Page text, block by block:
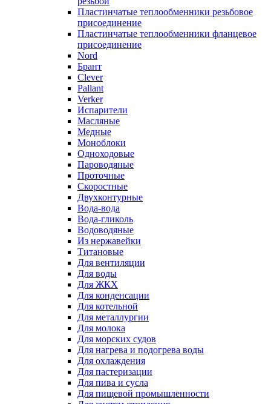
Пластинчатые теплообменники резьбовое
присоединение
Пластинчатые теплообменники фланцевое
присоединение
Nord
Брант
Clever
Pallant
Verker
Испарители
Масляные
Медные
Моноблоки
Одноходовые
Пароводяные
Проточные
Скоростные
Двухконтурные
Вода-вода
Вода-гликоль
Водоводяные
Из нержавейки
Титановые
Для вентиляции
Для воды
Для ЖКХ
Для конденсации
Для котельной
Для металлургии
Для молока
Для морских судов
Для нагрева и подогрева воды
Для охлаждения
Для пастеризации
Для пива и сусла
Для пищевой промышленности